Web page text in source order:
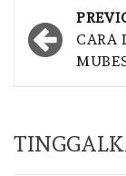
Post
CARA